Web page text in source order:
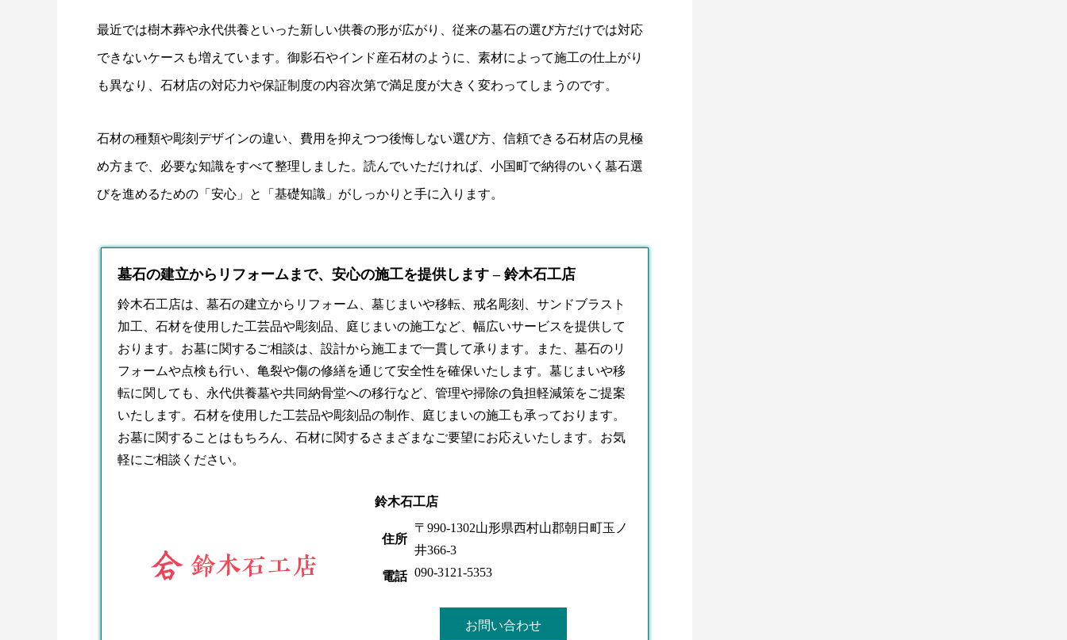
最近では樹木葬や永代供養といった新しい供養の形が広がり、従来の墓石の選び方だけでは対応
できないケースも増えています。御影石やインド産石材のように、素材によって施工の仕上がり
も異なり、石材店の対応力や保証制度の内容次第で満足度が大きく変わってしまうのです。
石材の種類や彫刻デザインの違い、費用を抑えつつ後悔しない選び方、信頼できる石材店の見極
め方まで、必要な知識をすべて整理しました。読んでいただければ、小国町で納得のいく墓石選
びを進めるための「安心」と「基礎知識」がしっかりと手に入ります。
墓石の建立からリフォームまで、安心の施工を提供します – 鈴木石工店
鈴木石工店は、 墓石の建立からリフォーム、墓じまいや移転、戒名彫刻、サンドブラスト
加工、石材を使用した工芸品や彫刻品、庭じまいの施工など、幅広いサービスを提供して
おります。お墓に関するご相談は、設計から施工まで一貫して承ります。また、墓石のリ
フォームや点検も行い、亀裂や傷の修繕を通じて安全性を確保いたします。墓じまいや移
転に関しても、永代供養墓や共同納骨堂への移行など、管理や掃除の負担軽減策をご提案
いたします。石材を使用した工芸品や彫刻品の制作、庭じまいの施工も承っております。
お墓に関することはもちろん、石材に関するさまざまなご要望にお応えいたします。お気
軽にご相談ください。
鈴木石工店
住所
〒990-1302山形県西村山郡朝日町玉ノ
井366-3
電話 090-3121-5353
お問い合わせ